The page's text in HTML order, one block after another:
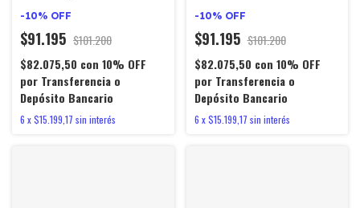
-10% OFF
$91.195 $101.200
$82.075,50 con 10% OFF
por Transferencia o
Depósito Bancario
6 x$15.199,17 sin interés
-10% OFF
$91.195 $101.200
$82.075,50 con 10% OFF
por Transferencia o
Depósito Bancario
6 x$15.199,17 sin interés